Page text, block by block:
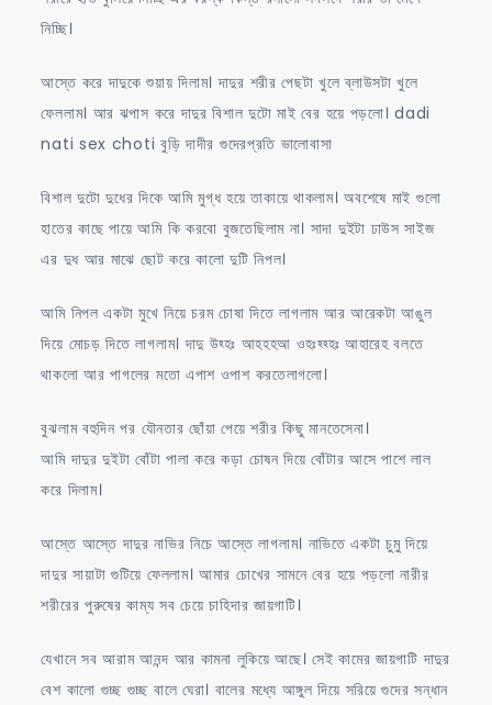
নিচ্ছি।
আস্তে করে দাদুকে শুয়ায় দিলাম। দাদুর শরীর পেছটা খুলে ব্লাউসটা খুলে
ফেললাম। আর ঝপাস করে দাদুর বিশাল দুটো মাই বের হয়ে পড়লো। dadi
nati sex choti বুড়ি দাদীর গুদেরপ্রতি ভালোবাসা
বিশাল দুটো দুধের দিকে আমি মুগ্ধ হয়ে তাকায়ে থাকলাম। অবশেষে মাই গুলো
হাতের কাছে পায়ে আমি কি করবো বুজতেছিলাম না। সাদা দুইটা ঢাউস সাইজ
এর দুধ আর মাঝে ছোট করে কালো দুটি নিপল।
আমি নিপল একটা মুখে নিয়ে চরম চোষা দিতে লাগলাম আর আরেকটা আঙুল
দিয়ে মোচড় দিতে লাগলাম। দাদু উহ্হঃ আহহহআ ওহঃহ্হ্হঃ আহারেহ বলতে
থাকলো আর পাগলের মতো এপাশ ওপাশ করতেলাগলো।
বুঝলাম বহুদিন পর যৌনতার ছোঁয়া পেয়ে শরীর কিছু মানতেসেনা।
আমি দাদুর দুইটা বোঁটা পালা করে কড়া চোষন দিয়ে বোঁটার আসে পাশে লাল
করে দিলাম।
আস্তে আস্তে দাদুর নাভির নিচে আস্তে লাগলাম। নাভিতে একটা চুমু দিয়ে
দাদুর সায়াটা গুটিয়ে ফেললাম। আমার চোখের সামনে বের হয়ে পড়লো নারীর
শরীরের পুরুষের কাম্য সব চেয়ে চাহিদার জায়গাটি।
যেখানে সব আরাম আনন্দ আর কামনা লুকিয়ে আছে। সেই কামের জায়গাটি দাদুর
বেশ কালো গুচ্ছ গুচ্ছ বালে ঘেরা। বালের মধ্যে আঙ্গুল দিয়ে সরিয়ে গুদের সন্ধান